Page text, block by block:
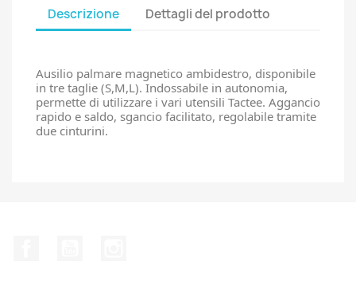
Descrizione Dettagli del prodotto
Ausilio palmare magnetico ambidestro, disponibile
in tre taglie (S,M,L). Indossabile in autonomia,
permette di utilizzare i vari utensili Tactee. Aggancio
rapido e saldo, sgancio facilitato, regolabile tramite
due cinturini.